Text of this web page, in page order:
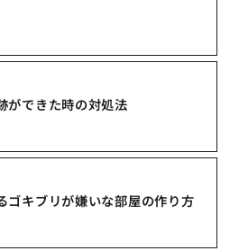
ができた時の対処法
ゴキブリが嫌いな部屋の作り方